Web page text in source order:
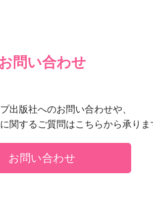
問い合わせ
出版社へのお問い合わせや、
関するご質問はこちらから承りま
お問い合わせ